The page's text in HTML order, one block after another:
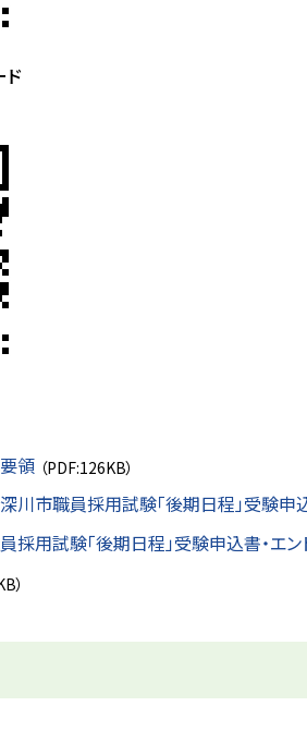
ド
領 （PDF:126KB）
深川市職員採用試験「後期日程」受験申
採用試験「後期日程」受験申込書・エン
）